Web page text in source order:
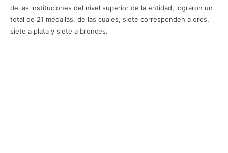
de las instituciones del nivel superior de la entidad, lograron un
total de 21 medallas, de las cuales, siete corresponden a oros,
siete a plata y siete a bronces.